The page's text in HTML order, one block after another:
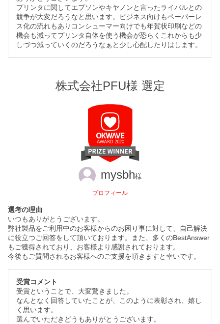
プリンタに関してエプソンやキヤノンと言ったライバルとの
競争が大変だろうなと思います。ビジネス向けもペーパーレ
ス化の流れもありコンシューマー向けでも年賀状印刷などの
機会も減ってプリンタ自体を使う機会が恐らくこれからも少
しづつ減っていくのだろうなぁと少し心配したりはします。
株式会社PFU様 選定
mysbh様
プロフィール
選考の理由
いつもありがとうございます。
弊社製品をご利用中のお客様からのお困り事に対して、自己解決
に役立つご回答をして頂いております。また、多くのBestAnswer
もご獲得されており、お客様より感謝されております。
今後もご質問されるお客様へのご支援を頂きますと幸いです。
受賞コメント
受賞ということで、大変驚きました。
なんとなく回答していたことが、このように表彰され、嬉し
く思います。
選んでいただきどうもありがとうございます。